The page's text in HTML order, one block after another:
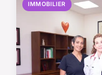
IMMOBILIER